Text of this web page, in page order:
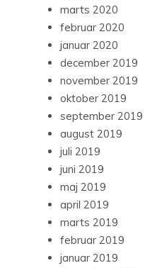
marts 2020
februar 2020
januar 2020
december 2019
november 2019
oktober 2019
september 2019
august 2019
juli 2019
juni 2019
maj 2019
april 2019
marts 2019
februar 2019
januar 2019